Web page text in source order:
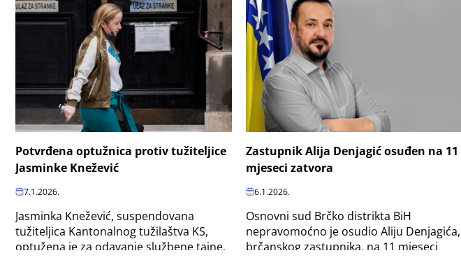
Potvrđena optužnica protiv tužiteljice
Jasminke Knežević
7.1.2026.
Jasminka Knežević, suspendovana
tužiteljica Kantonalnog tužilaštva KS,
optužena je za odavanje službene tajne.
Zastupnik Alija Denjagić osuđen na 11
mjeseci zatvora
6.1.2026.
Osnovni sud Brčko distrikta BiH
nepravomoćno je osudio Aliju Denjagića,
brčanskog zastupnika, na 11 mjeseci